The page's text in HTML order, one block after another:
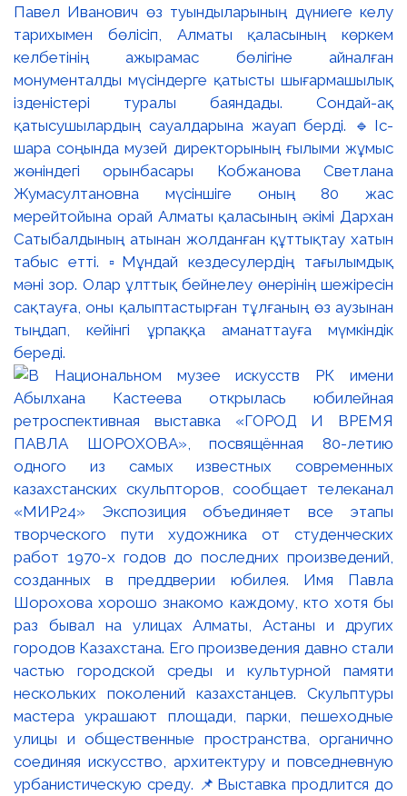
Павел Иванович өз туындыларының дүниеге келу
тарихымен бөлісіп, Алматы қаласының көркем
келбетінің ажырамас бөлігіне айналған
монументалды мүсіндерге қатысты шығармашылық
ізденістері туралы баяндады. Сондай-ақ
қатысушылардың сауалдарына жауап берді. 🔹Іс-
шара соңында музей директорының ғылыми жұмыс
жөніндегі орынбасары Кобжанова Светлана
Жумасултановна мүсіншіге оның 80 жас
мерейтойына орай Алматы қаласының әкімі Дархан
Сатыбалдының атынан жолданған құттықтау хатын
табыс етті. ▫️Мұндай кездесулердің тағылымдық
мәні зор. Олар ұлттық бейнелеу өнерінің шежіресін
сақтауға, оны қалыптастырған тұлғаның өз аузынан
тыңдап, кейінгі ұрпаққа аманаттауға мүмкіндік
береді.